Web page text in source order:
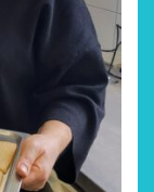
5. April 2026